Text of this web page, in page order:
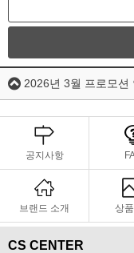
2026년 3월 프로모션
공지사항
브랜드 소개 상품
CS CENTER